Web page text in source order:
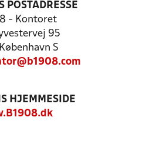
POSTADRESSE
- Kontoret
95
S
HJEMMESIDE